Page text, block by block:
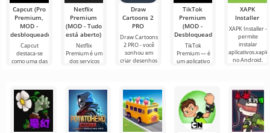
Capcut (Pro
Premium,
MOD -
desbloqueado)
Capcut
destaca-se
como uma das
para edição de
vídeo,
garantindo um
Netflix
Premium
(MOD - Tudo
está aberto)
Netflix
Premium é um
dos serviços
programas de
TV em
Draw
Cartoons 2
PRO
Draw Cartoons
2 PRO - você
sonhou em
criar desenhos
até
TikTok
Premium
(MOD -
Desbloqueado)
TikTok
Premium — é
um aplicativo
outros
usuários ou
encontrar
XAPK
Installer
XAPK Installer -
permite
instalar
aplicativos.xapk
no Android.